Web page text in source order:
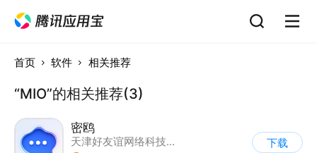
首页 软件 相关推荐
“MIO”的相关推荐(3)
密鸥
天津好友谊网络科技有限公司
下载